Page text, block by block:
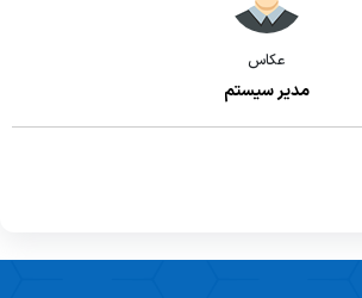
عکاس
مدیر سیستم